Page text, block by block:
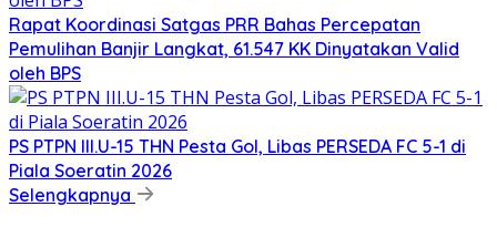
Rapat Koordinasi Satgas PRR Bahas Percepatan
Pemulihan Banjir Langkat, 61.547 KK Dinyatakan Valid
oleh BPS
PS PTPN III.U-15 THN Pesta Gol, Libas PERSEDA FC 5-1 di
Piala Soeratin 2026
Selengkapnya